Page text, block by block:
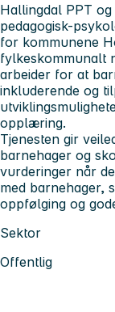
Hallingdal PPT
pedagogisk-
for kommunene
fylkeskommunalt
arbeider for at
inkluderende og
opplæring.
Tjenesten gir
barnehager og
vurderinger når
med barnehager,
oppfølging og
Sektor
Offentlig